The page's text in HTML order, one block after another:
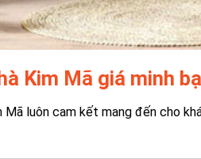
Kim Mã giá minh
luôn cam kết mang đến cho